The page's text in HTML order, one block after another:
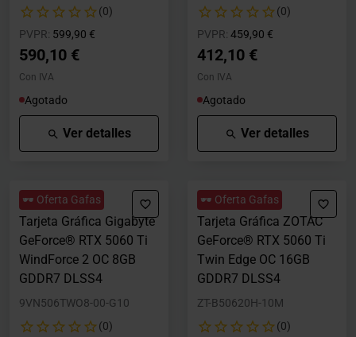
(0)
PVPR: Precio rebajado desde
599,90 €
590,10 €
Con IVA
Agotado
Ver detalles
(0)
PVPR: Precio rebajado desde
459,90 €
412,10 €
Con IVA
Agotado
Ver detalles
🕶️ Oferta Gafas
Tarjeta Gráfica Gigabyte
GeForce® RTX 5060 Ti
WindForce 2 OC 8GB
GDDR7 DLSS4
9VN506TWO8-00-G10
(0)
🕶️ Oferta Gafas
Tarjeta Gráfica ZOTAC
GeForce® RTX 5060 Ti
Twin Edge OC 16GB
GDDR7 DLSS4
ZT-B50620H-10M
(0)